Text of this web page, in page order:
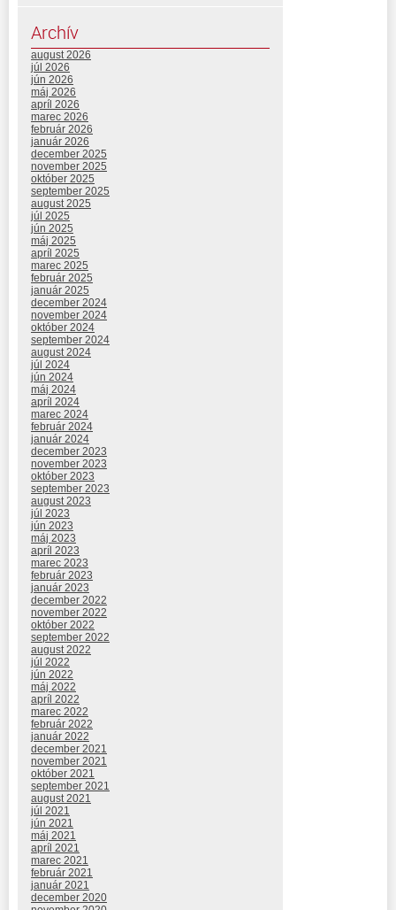
Archív
august 2026
júl 2026
jún 2026
máj 2026
apríl 2026
marec 2026
február 2026
január 2026
december 2025
november 2025
október 2025
september 2025
august 2025
júl 2025
jún 2025
máj 2025
apríl 2025
marec 2025
február 2025
január 2025
december 2024
november 2024
október 2024
september 2024
august 2024
júl 2024
jún 2024
máj 2024
apríl 2024
marec 2024
február 2024
január 2024
december 2023
november 2023
október 2023
september 2023
august 2023
júl 2023
jún 2023
máj 2023
apríl 2023
marec 2023
február 2023
január 2023
december 2022
november 2022
október 2022
september 2022
august 2022
júl 2022
jún 2022
máj 2022
apríl 2022
marec 2022
február 2022
január 2022
december 2021
november 2021
október 2021
september 2021
august 2021
júl 2021
jún 2021
máj 2021
apríl 2021
marec 2021
február 2021
január 2021
december 2020